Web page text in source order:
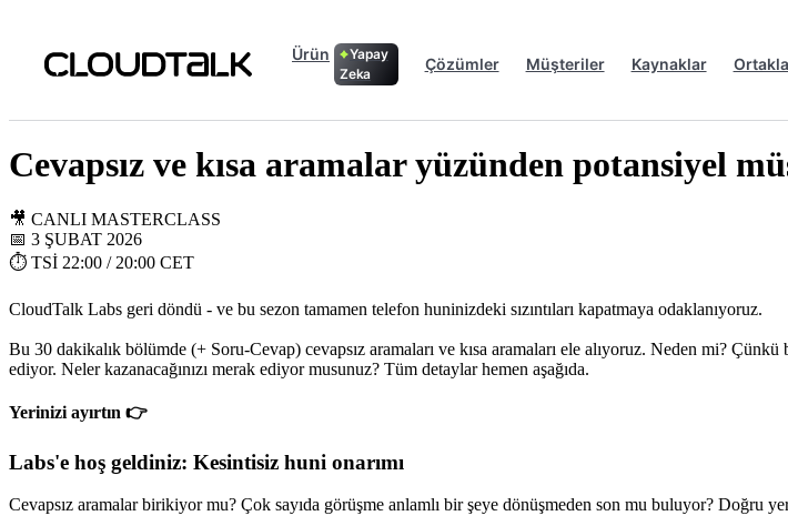
Ürün
Yapay
Zeka
Çözümler Müşteriler Kaynaklar
Cevapsız ve kısa aramalar yüzünden potansiyel
🎥 CANLI MASTERCLASS
📅 3 ŞUBAT 2026
⏱️ TSİ 22:00 / 20:00 CET
CloudTalk Labs geri döndü - ve bu sezon tamamen telefon huninizdeki sızıntıları kapatmaya odaklanıyoruz.
Bu 30 dakikalık bölümde (+ Soru-Cevap) cevapsız aramaları ve kısa aramaları ele alıyoruz. Neden mi?
ediyor. Neler kazanacağınızı merak ediyor musunuz? Tüm detaylar hemen aşağıda.
Yerinizi ayırtın 👉
Labs'e hoş geldiniz: Kesintisiz huni onarımı
Cevapsız aramalar birikiyor mu? Çok sayıda görüşme anlamlı bir şeye dönüşmeden son mu buluyor? Doğru